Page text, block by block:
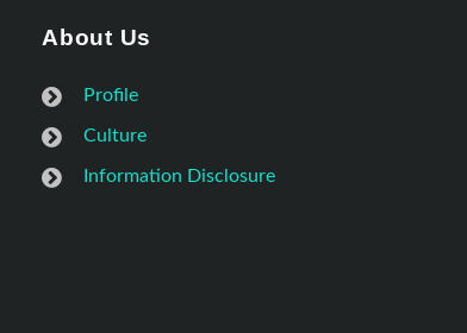
About Us
Profile
Culture
Information Disclosure